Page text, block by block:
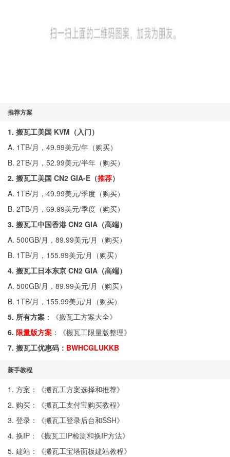
推荐方案
1. 搬瓦工美国 KVM（入门）
A. 1TB/月，49.99美元/年（购买）
B. 2TB/月，52.99美元/半年（购买）
2. 搬瓦工美国 CN2 GIA-E（推荐）
A. 1TB/月，49.99美元/季度（购买）
B. 2TB/月，69.99美元/季度（购买）
3. 搬瓦工中国香港 CN2 GIA（高端）
A. 500GB/月，89.99美元/月（购买）
B. 1TB/月，155.99美元/月（购买）
4. 搬瓦工日本东京 CN2 GIA（高端）
A. 500GB/月，89.99美元/月（购买）
B. 1TB/月，155.99美元/月（购买）
5. 所有方案 ：《搬瓦工方案大全》
6. 限量版方案 ：《搬瓦工限量版整理》
7. 搬瓦工优惠码： BWHCGLUKKB
新手教程
1. 方案：《搬瓦工方案选择和推荐》
2. 购买：《搬瓦工支付宝购买教程》
3. 登录：《搬瓦工登录后台和SSH》
4. 换IP：《搬瓦工IP检测和换IP方法》
5. 建站：《搬瓦工宝塔面板建站教程》